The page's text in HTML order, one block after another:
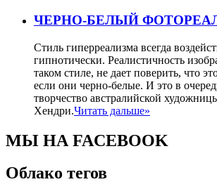
ЧЕРНО-БЕЛЫЙ
Стиль гиперреализма всегда
гипнотически. Реалистичность
таком стиле, не дает поверить, что
если они черно-белые. И это в
творчество австралийской
Хендри.Читать дальше»
МЫ НА FACEBOOK
Облако тегов